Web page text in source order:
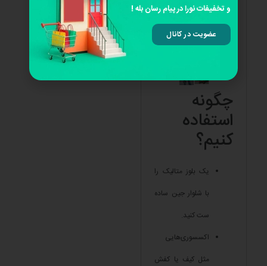
دوست دارند در جمع
بدرخشند، ایده‌آل است.
چگونه
استفاده
کنیم؟
یک بلوز متالیک را
با شلوار جین ساده
ست کنید.
اکسسوری‌هایی
مثل کیف یا کفش
و تخفیفات نورا در پیام رسان بله !
عضویت در کانال